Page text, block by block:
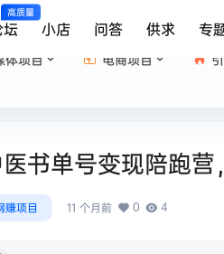
高质量
坛 小店 问答 供求 专
体项目 电商项目
书单号变现陪跑
赚项目 11 个月前 0 4